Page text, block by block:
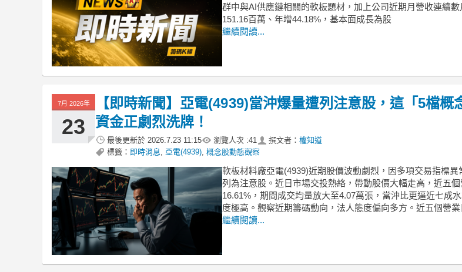
群中與AI供應鏈相關的軟板題材，加上公司近期月營收連續
151.16百萬、年增44.18%，基本面成長為股
繼續閱讀...
7月 2026年
23
【即時新聞】亞電(4939)當沖爆量遭列注意股，這「5檔概
資金正劇烈洗牌！
最後更新於 2026.7.23 11:15 瀏覽人次 :41 撰文者： 權知道
標籤： 即時消息 亞電(4939) 概念股動態觀察
軟板材料廠亞電(4939)近期股價波動劇烈，因多項交易指標
列為注意股。近日市場交投熱絡，帶動股價大幅走高，近五
16.61%，期間成交均量放大至4.07萬張，當沖比更逼近七成
度極高。觀察近期籌碼動向，法人態度偏向多方。近五個營業
繼續閱讀...